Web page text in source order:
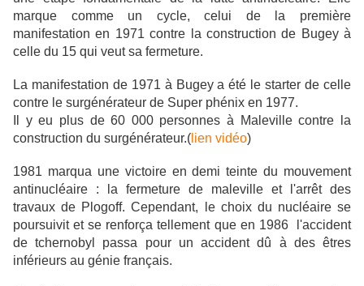
marque comme un cycle, celui de la première
manifestation en 1971 contre la construction de Bugey à
celle du 15 qui veut sa fermeture.
La manifestation de 1971 à Bugey a été le starter de celle
contre le surgénérateur de Super phénix en 1977.
Il y eu plus de 60 000 personnes à Maleville contre la
construction du surgénérateur.( lien vidéo)
1981 marqua une victoire en demi teinte du mouvement
antinucléaire : la fermeture de maleville et l'arrêt des
travaux de Plogoff. Cependant, le choix du nucléaire se
poursuivit et se renforça tellement que en 1986 l'accident
de tchernobyl passa pour un accident dû à des êtres
inférieurs au génie français.